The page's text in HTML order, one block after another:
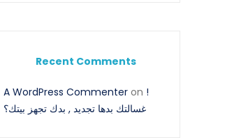
Recent Comments
A WordPress Commenteron !
غسالتك بدها تجديد , بدك تجهز بيتك؟